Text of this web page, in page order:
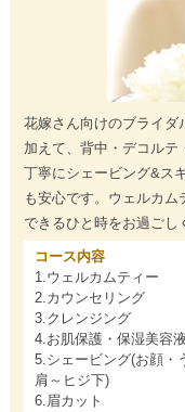
花嫁さん向けのブライダ
加えて、背中・デコルテ
丁寧にシェービング&ス
も安心です。ウェルカム
できるひと時をお過ごし
コース内容
1.ウェルカムティー
2.カウンセリング
3.クレンジング
4.お肌保護・保湿美容
5.シェービング(お顔・
肩～ヒジ下)
6.眉カット